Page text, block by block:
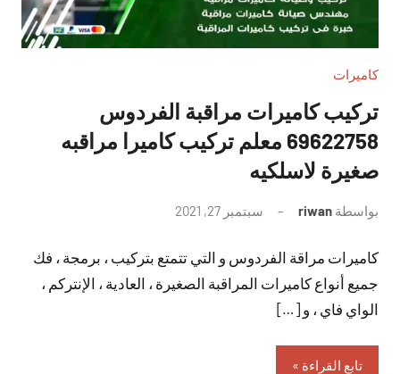
كاميرات
تركيب كاميرات مراقبة الفردوس
69622758 معلم تركيب كاميرا مراقبه
صغيرة لاسلكيه
بواسطة riwan سبتمبر 27, 2021
تعليقات
كاميرات مراقة الفردوس و التي تتمتع بتركيب ، برمجة ، فك
جميع أنواع كاميرات المراقبة الصغيرة ، العادية ، الإنتركم ،
الواي فاي ، و […]
تابع القراءة